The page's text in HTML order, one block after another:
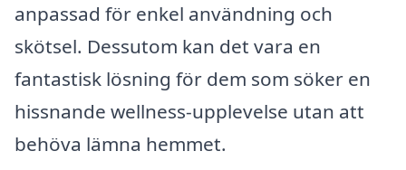
anpassad för enkel användning och
skötsel. Dessutom kan det vara en
fantastisk lösning för dem som söker en
hissnande wellness-upplevelse utan att
behöva lämna hemmet.